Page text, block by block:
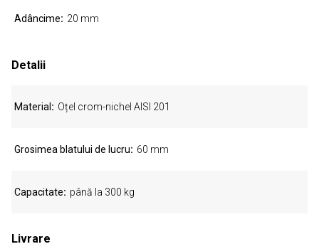
Adâncime 20 mm
Detalii
Material Oțel crom-nichel AISI 201
Grosimea blatului de lucru 60 mm
Capacitate până la 300 kg
Livrare